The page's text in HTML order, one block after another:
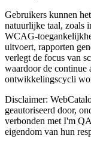
Gebruikers kunnen
natuurlijke taal, zoals
WCAG-
uitvoert, rapporten
verlegt de focus van
waardoor de continue
ontwikkelingscycli
Disclaimer:
geautoriseerd door,
verbonden met I'm
eigendom van hun